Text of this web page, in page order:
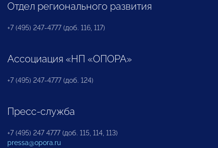
Отдел регионального развития
+7 (495) 247-4777 (доб. 116, 117)
Ассоциация «НП «ОПОРА»
+7 (495) 247-4777 (доб. 124)
Пресс-служба
+7 (495) 247 4777 (доб. 115, 114, 113)
pressa@opora.ru